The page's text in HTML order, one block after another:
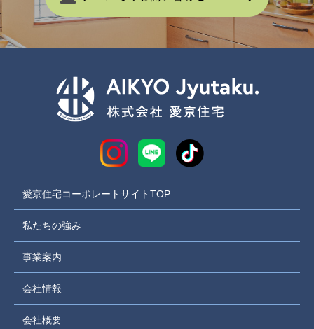
愛京住宅コーポレートサイトTOP
私たちの強み
事業案内
会社情報
会社概要